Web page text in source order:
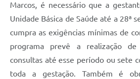
Marcos, é necessário que a
Unidade Básica de Saúde até a 28ª
cumpra as exigências mínimas de
programa prevê a realização
consultas até esse período ou sete
toda a gestação. Também é